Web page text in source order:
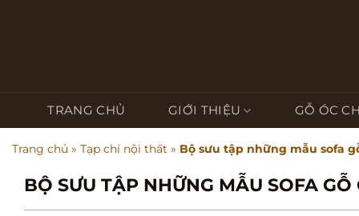
TRANG CHỦ GIỚI THIỆU GỖ ÓC
Trang chủ » Tạp chí nội thất » Bộ sưu tập những mẫu sofa
BỘ SƯU TẬP NHỮNG MẪU SOFA